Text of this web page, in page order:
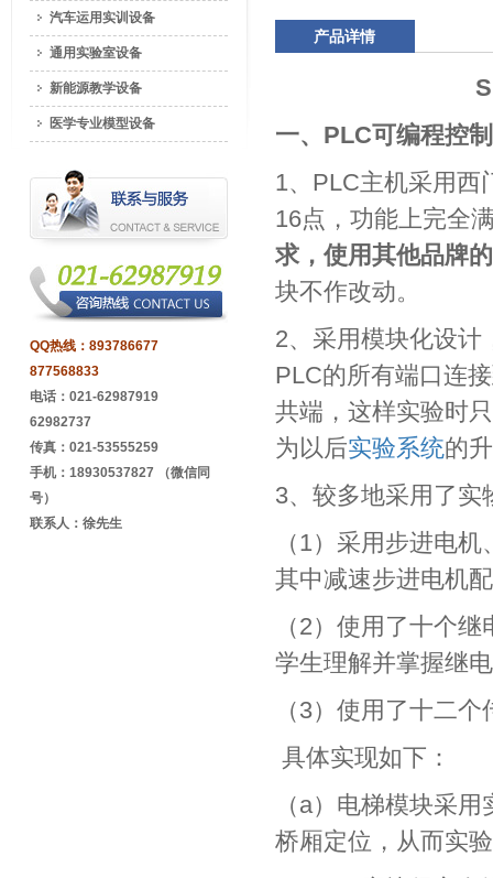
产品详情
一、 PLC可编程控
1、PLC主机采用西
16点，功能上完全
求，使用其他品牌
块不作改动。
2、采用模块化设计
PLC的所有端口连
共端，这样实验时
为以后实验系统的
3、较多地采用了实
（1）采用步进电
其中减速步进电机
（2）使用了十个
学生理解并掌握继
（3）使用了十二
具体实现如下：
（a）电梯模块采
桥厢定位，从而实
汽车运用实训设备
通用实验室设备
新能源教学设备
医学专业模型设备
QQ热线： 893786677
877568833
电话：021-62987919
62982737
传真：021-53555259
手机：18930537827 （微信同
号）
联系人：徐先生